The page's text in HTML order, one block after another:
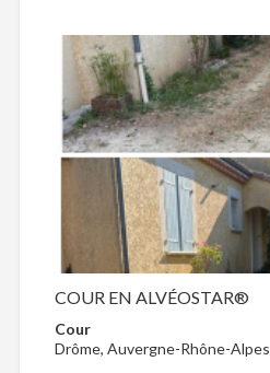
COUR EN ALVÉOSTAR®
Cour
Drôme, Auvergne-Rhône-Alpes